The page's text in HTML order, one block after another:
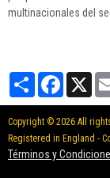
multinacionales del
PartagerFacebook
X
Copyright © 2026 All
Registered in England -
Términos y